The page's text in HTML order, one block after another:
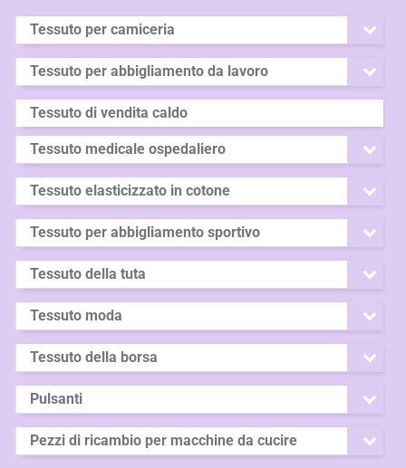
Tessuto per camiceria
Tessuto per abbigliamento da lavoro
Tessuto di vendita caldo
Tessuto medicale ospedaliero
Tessuto elasticizzato in cotone
Tessuto per abbigliamento sportivo
Tessuto della tuta
Tessuto moda
Tessuto della borsa
Pulsanti
Pezzi di ricambio per macchine da cucire